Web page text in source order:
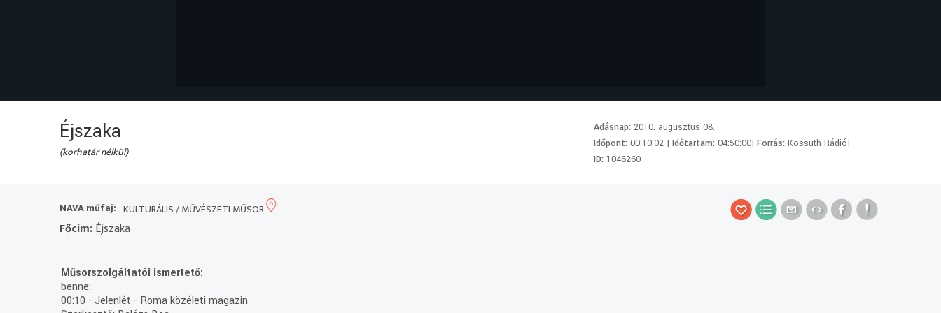
Éjszaka
(korhatár nélkül)
Adásnap:2010. augusztus 08.
Időpont:00:10:02 |Időtartam:04:50:00|Forrás:Kossuth Rádió|
ID: 1046260
NAVA műfaj: KULTURÁLIS / MŰVÉSZETI MŰSOR
Főcím:Éjszaka
Műsorszolgáltatói ismertető:
benne:
00:10 - Jelenlét - Roma közéleti magazin